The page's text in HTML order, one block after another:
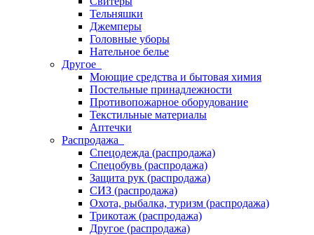
Тельняшки
Джемперы
Головные уборы
Нательное белье
Другое
Моющие средства и бытовая химия
Постельные принадлежности
Противопожарное оборудование
Текстильные материалы
Аптечки
Распродажа
Спецодежда (распродажа)
Спецобувь (распродажа)
Защита рук (распродажа)
СИЗ (распродажа)
Охота, рыбалка, туризм (распродажа)
Трикотаж (распродажа)
Другое (распродажа)